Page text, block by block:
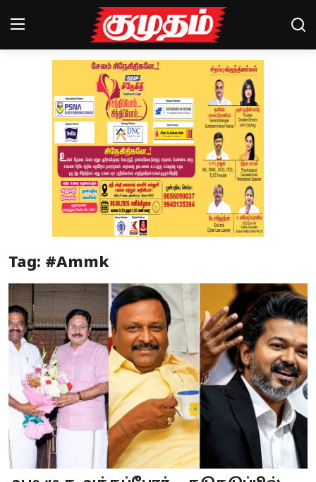
Magazines
Special Story
Business
Crime
Tamilnadu
National
World
Tag: #Ammk